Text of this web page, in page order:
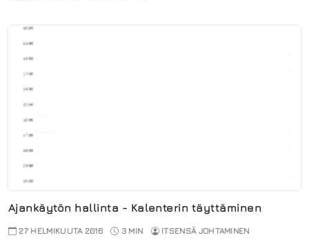
Ajankäytön hallinta - Kalenterin täyttäminen
27 HELMIKUUTA 2016 3 MIN ITSENSÄ JOHTAMINEN